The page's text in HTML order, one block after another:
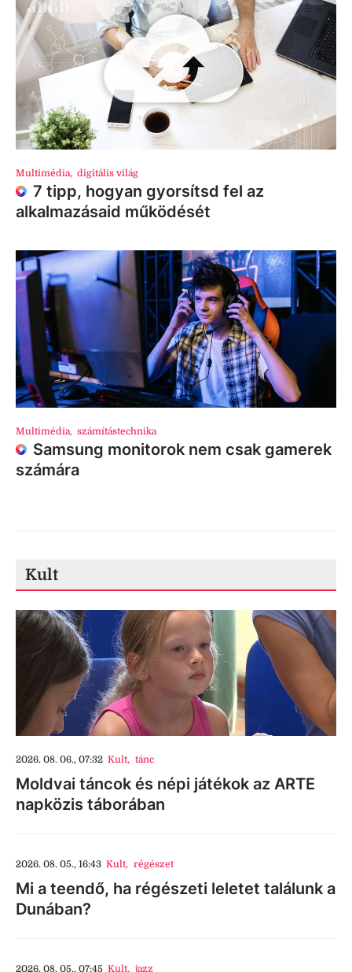
Multimédia, digitális világ
7 tipp, hogyan gyorsítsd fel az
alkalmazásaid működését
Multimédia, számítástechnika
Samsung monitorok nem csak gamerek
számára
Kult
2026. 08. 06., 07:32 Kult, tánc
Moldvai táncok és népi játékok az ARTE
napközis táborában
2026. 08. 05., 16:43 Kult, régészet
Mi a teendő, ha régészeti leletet találunk a
Dunában?
2026. 08. 05., 07:45 Kult, jazz